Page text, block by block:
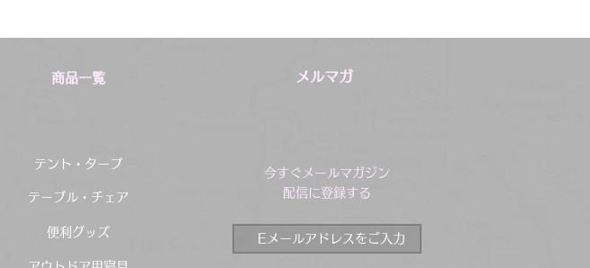
商品一覧 メルマガ
テント・タープ
テーブル・チェア
便利グッズ
今すぐメールマガジン
配信に登録する